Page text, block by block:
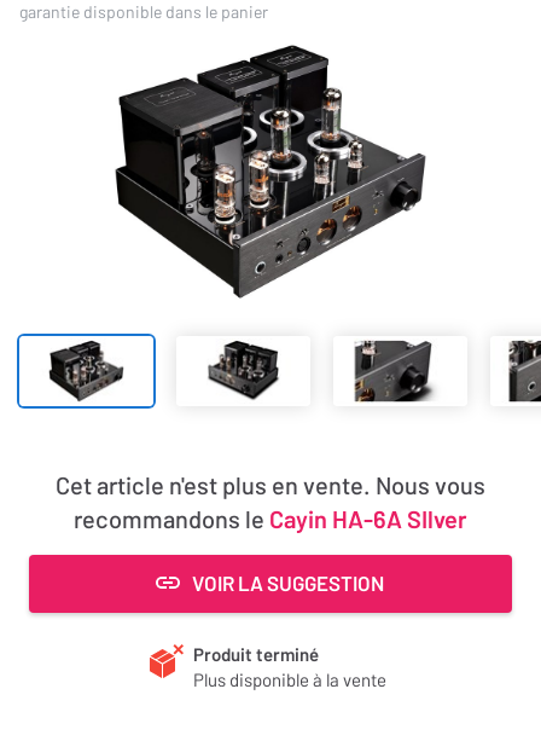
garantie disponible dans le panier
Cet article n'est plus en vente. Nous vous
recommandons le Cayin HA-6A SIlver
VOIR LA SUGGESTION
Produit terminé
Plus disponible à la vente